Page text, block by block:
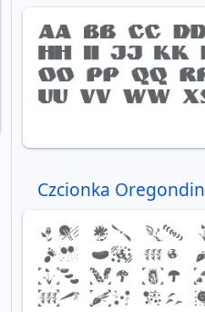
Czcionka